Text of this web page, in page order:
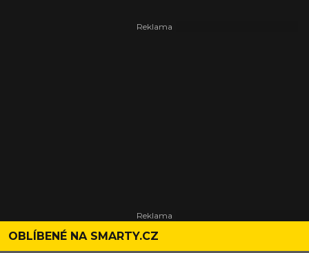
OBLÍBENÉ NA SMARTY.CZ